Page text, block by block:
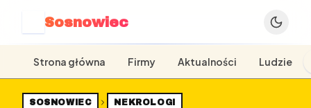
Sosnowiec
Strona główna Firmy Aktualności Ludzie
SOSNOWIEC
NEKROLOGI